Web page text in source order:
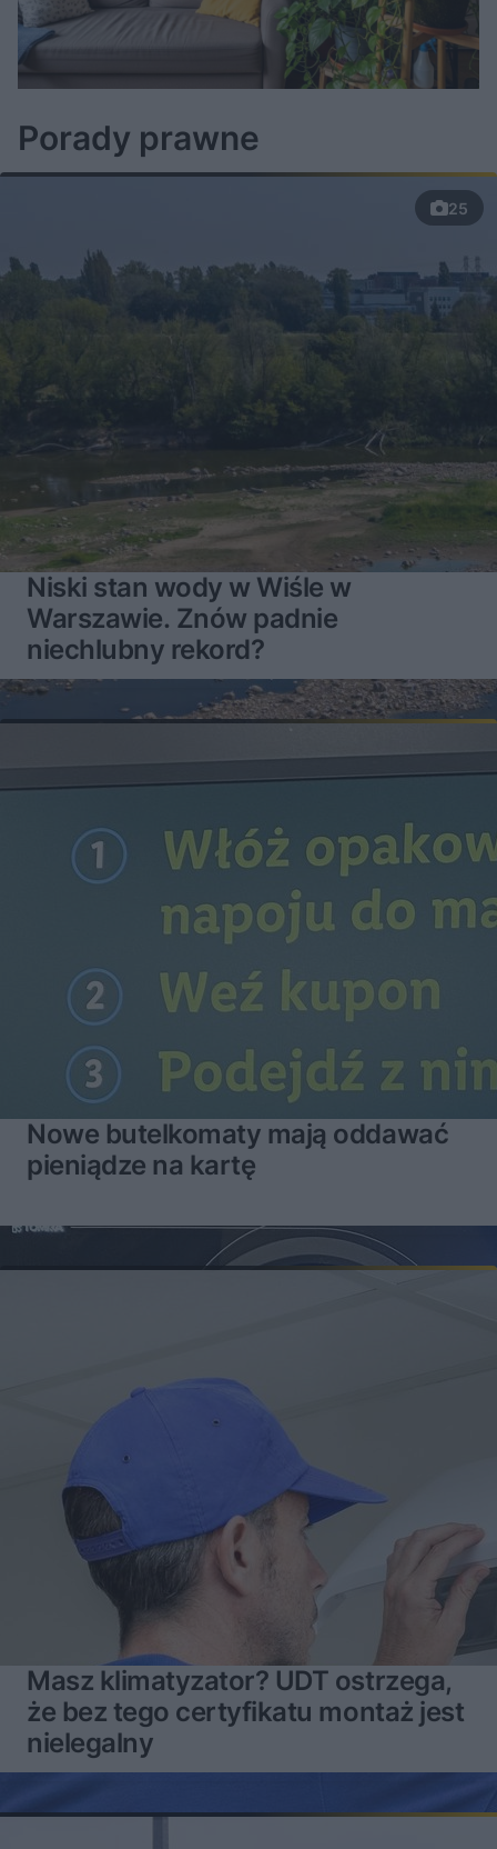
Porady prawne
25
Niski stan wody w Wiśle w
Warszawie. Znów padnie
niechlubny rekord?
Nowe butelkomaty mają oddawać
pieniądze na kartę
Masz klimatyzator? UDT ostrzega,
że bez tego certyfikatu montaż jest
nielegalny